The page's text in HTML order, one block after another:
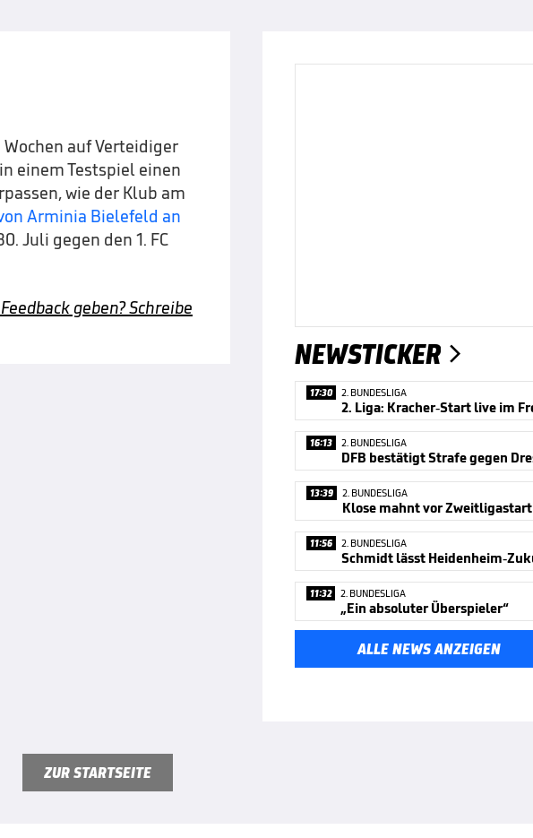
auf Verteidiger
einem Testspiel einen
wie der Klub am
Arminia Bielefeld an
Juli gegen den 1. FC
geben? Schreibe
NEWSTICKER 
17:30 2. BUNDESLIGA
16:13 2. BUNDESLIGA
13:39 2. BUNDESLIGA
Klose mahnt vor Zweitligastart
11:56 2. BUNDESLIGA
11:32 2. BUNDESLIGA
„Ein absoluter Überspieler“
ALLE NEWS ANZEIGEN
ZUR STARTSEITE